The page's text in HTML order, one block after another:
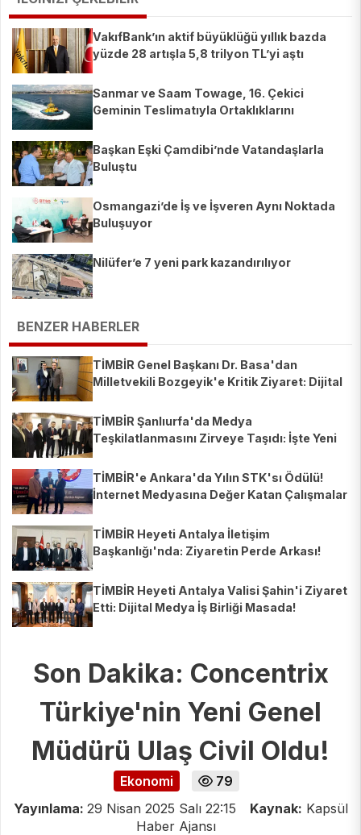
VakıfBank’ın aktif büyüklüğü yıllık bazda
yüzde 28 artışla 5,8 trilyon TL’yi aştı
Sanmar ve Saam Towage, 16. Çekici
Geminin Teslimatıyla Ortaklıklarını
Başkan Eşki Çamdibi’nde Vatandaşlarla
Buluştu
Osmangazi’de İş ve İşveren Aynı Noktada
Buluşuyor
Nilüfer’e 7 yeni park kazandırılıyor
BENZER HABERLER
TİMBİR Genel Başkanı Dr. Basa'dan
Milletvekili Bozgeyik'e Kritik Ziyaret: Dijital
TİMBİR Şanlıurfa'da Medya
Teşkilatlanmasını Zirveye Taşıdı: İşte Yeni
TİMBİR'e Ankara'da Yılın STK'sı Ödülü!
İnternet Medyasına Değer Katan Çalışmalar
TİMBİR Heyeti Antalya İletişim
Başkanlığı'nda: Ziyaretin Perde Arkası!
TİMBİR Heyeti Antalya Valisi Şahin'i Ziyaret
Etti: Dijital Medya İş Birliği Masada!
Son Dakika: Concentrix
Türkiye'nin Yeni Genel
Müdürü Ulaş Civil Oldu!
Ekonomi
79
Yayınlama: 29 Nisan 2025 Salı 22:15 Kaynak: Kapsül
Haber Ajansı